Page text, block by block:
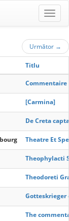
Următor →
Titlu
Commentaire
[Carmina]
De Creta capta
Theatre Et
Theophylacti
Theodoreti
Gotteskrieger
The